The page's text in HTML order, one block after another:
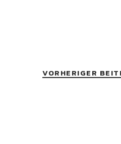
VORHERIGER